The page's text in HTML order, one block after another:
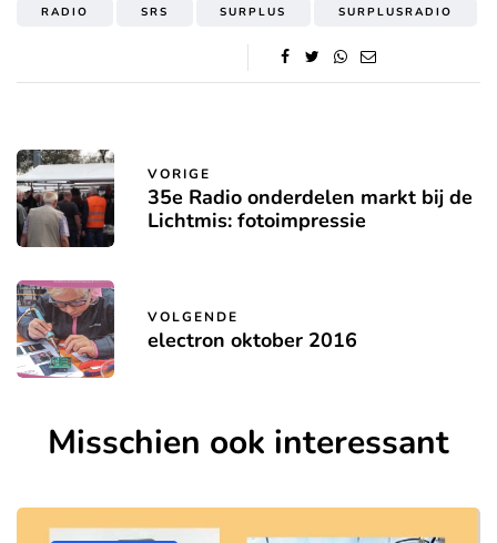
RADIO SRS SURPLUS SURPLUSRADIO
VORIGE
35e Radio onderdelen markt bij de
Lichtmis: fotoimpressie
VOLGENDE
electron oktober 2016
Misschien ook interessant